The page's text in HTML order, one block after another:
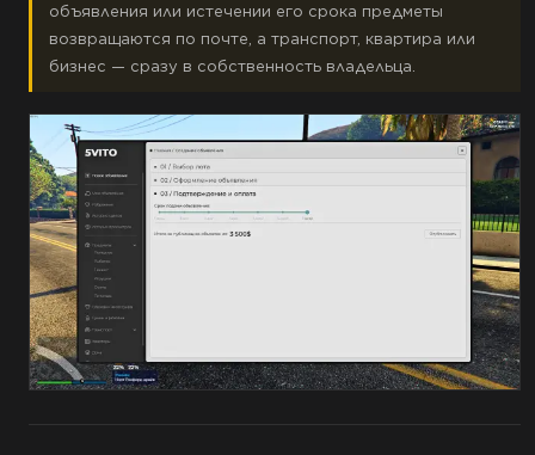
объявления или истечении его срока предметы
возвращаются по почте, а транспорт, квартира или
бизнес — сразу в собственность владельца.